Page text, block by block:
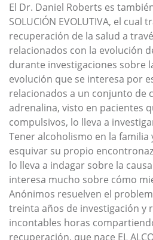
El Dr. Daniel Roberts es
SOLUCIÓN EVOLUTIVA, el cual
recuperación de la salud a
relacionados con la evolución
durante investigaciones sobre
evolución que se interesa por
relacionados a un conjunto de
adrenalina, visto en pacientes
compulsivos, lo lleva a
Tener alcoholismo en la familia
esquivar su propio
lo lleva a indagar sobre la
interesa mucho sobre cómo
Anónimos resuelven el
treinta años de investigación y
incontables horas
recuperación, que nace EL